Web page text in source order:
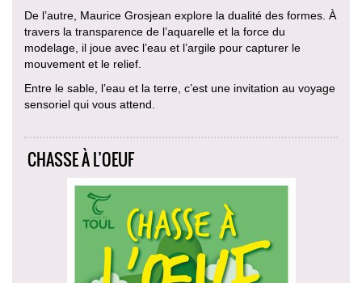
​De l’autre, Maurice Grosjean explore la dualité des formes. À
travers la transparence de l’aquarelle et la force du
modelage, il joue avec l’eau et l’argile pour capturer le
mouvement et le relief.
​Entre le sable, l’eau et la terre, c’est une invitation au voyage
sensoriel qui vous attend.
CHASSE À L’OEUF